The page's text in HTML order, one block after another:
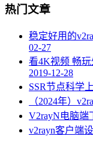
热门文章
稳定好用的
02-27
看4K视频 畅
2019-12-28
SSR节点科学
（2024年）
V2rayN电脑端
v2rayn客户端